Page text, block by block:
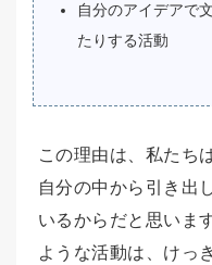
自分のアイデアで
たりする活動
この理由は、私たち
自分の中から引き出
いるからだと思いま
ような活動は、けっ